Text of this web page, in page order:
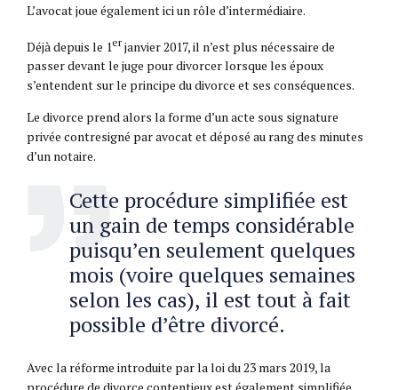
L’avocat joue également ici un rôle d’intermédiaire.
Déjà depuis le 1 er janvier 2017, il n’est plus nécessaire de
passer devant le juge pour divorcer lorsque les époux
s’entendent sur le principe du divorce et ses conséquences.
Le divorce prend alors la forme d’un acte sous signature
privée contresigné par avocat et déposé au rang des minutes
d’un notaire.
Cette procédure simplifiée est
un gain de temps considérable
puisqu’en seulement quelques
mois (voire quelques semaines
selon les cas), il est tout à fait
possible d’être divorcé.
Avec la réforme introduite par la loi du 23 mars 2019, la